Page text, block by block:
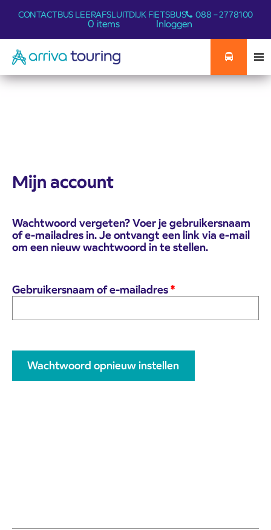
CONTACTBUS LEERAFSLUITDIJK FIETSBUS 088 – 2778100
0 items Inloggen
Mijn account
Wachtwoord vergeten? Voer je gebruikersnaam
of e-mailadres in. Je ontvangt een link via e-mail
om een nieuw wachtwoord in te stellen.
Gebruikersnaam of e-mailadres*V
e
i
c
h
Wachtwoord opnieuw instellen